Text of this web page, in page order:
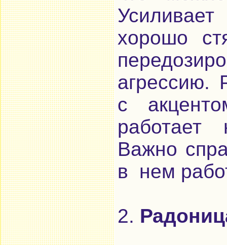
хорошо
агрессию.
с
работает
Важно
в нем
2.